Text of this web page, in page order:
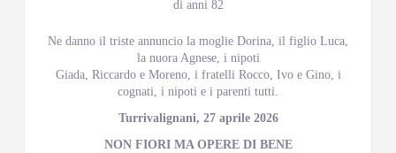
di anni 82
Ne danno il triste annuncio la moglie Dorina, il figlio Luca,
la nuora Agnese, i nipoti
Giada, Riccardo e Moreno, i fratelli Rocco, Ivo e Gino, i
cognati, i nipoti e i parenti tutti.
Turrivalignani, 27 aprile 2026
NON FIORI MA OPERE DI BENE